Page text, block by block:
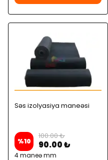
Səs izolyasiya maneəsi
%10
100.00 ₺
90.00 ₺
4 maneə mm